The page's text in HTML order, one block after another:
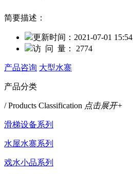
简要描述：
更新时间： 2021-07-01 15:54
访 问 量：
2774
产品咨询 大型水寨
产品分类
/ Products Classification 点击展开+
滑梯设备系列
水屋水寨系列
戏水小品系列